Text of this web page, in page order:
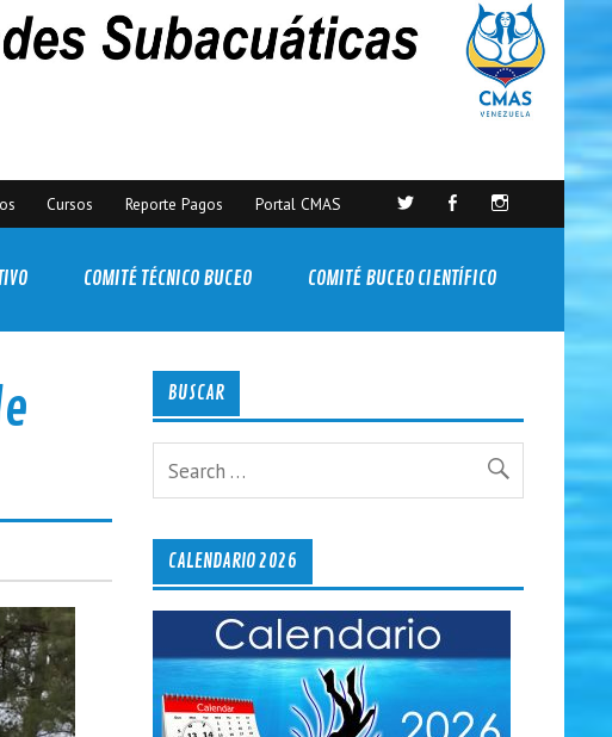
Cursos Reporte Pagos Portal CMAS
COMITÉ TÉCNICO BUCEO COMITÉ BUCEO CIENTÍFICO
BUSCAR
CALENDARIO 2026